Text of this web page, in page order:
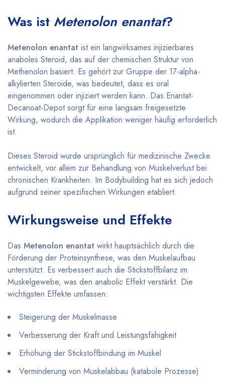
Was ist Metenolon enantat?
Metenolon enantat ist ein langwirksames injizierbares
anaboles Steroid, das auf der chemischen Struktur von
Methenolon basiert. Es gehört zur Gruppe der 17-alpha-
alkylierten Steroide, was bedeutet, dass es oral
eingenommen oder injiziert werden kann. Das Enantat-
Decanoat-Depot sorgt für eine langsam freigesetzte
Wirkung, wodurch die Applikation weniger häufig erforderlich
ist.
Dieses Steroid wurde ursprünglich für medizinische Zwecke
entwickelt, vor allem zur Behandlung von Muskelverlust bei
chronischen Krankheiten. Im Bodybuilding hat es sich jedoch
aufgrund seiner spezifischen Wirkungen etabliert.
Wirkungsweise und Effekte
Das Metenolon enantat wirkt hauptsächlich durch die
Förderung der Proteinsynthese, was den Muskelaufbau
unterstützt. Es verbessert auch die Stickstoffbilanz im
Muskelgewebe, was den anabolic Effekt verstärkt. Die
wichtigsten Effekte umfassen:
Steigerung der Muskelmasse
Verbesserung der Kraft und Leistungsfähigkeit
Erhöhung der Stickstoffbindung im Muskel
Verminderung von Muskelabbau (katabole Prozesse)